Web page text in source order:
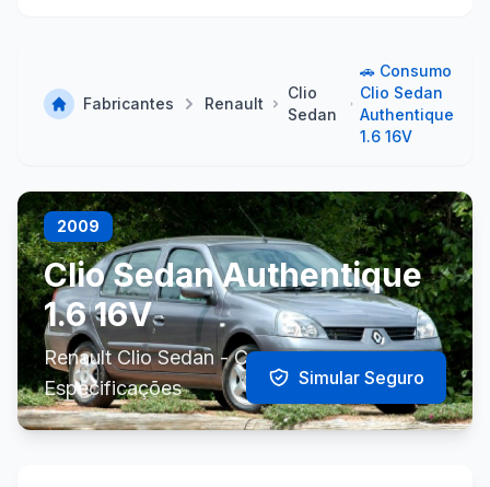
Fabricantes Renault
Clio
Sedan
🚗 Consumo
Clio Sedan
Authentique
1.6 16V
2009
Clio Sedan Authentique
1.6 16V
Renault Clio Sedan - Consumo e
Especificações
Simular Seguro